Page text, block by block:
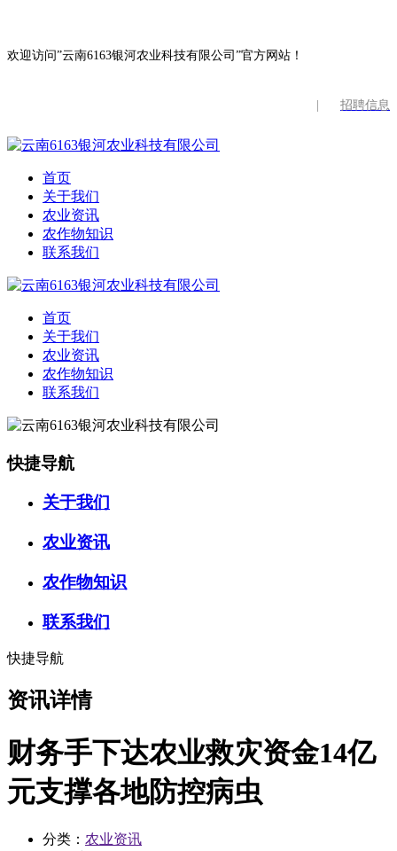
欢迎访问”云南6163银河农业科技有限公司”官方网站！
招聘信息
首页
关于我们
农业资讯
农作物知识
联系我们
首页
关于我们
农业资讯
农作物知识
联系我们
快捷导航
关于我们
农业资讯
农作物知识
联系我们
快捷导航
资讯详情
财务手下达农业救灾资金14亿
元支撑各地防控病虫
分类： 农业资讯